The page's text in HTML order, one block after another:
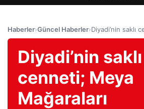
Haberler›Güncel Haberler›Diyadi’nin saklı
Diyadi’nin saklı
cenneti; Meya
Mağaraları